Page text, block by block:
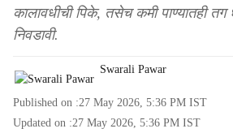
कालावधीची पिके, तसेच कमी पाण्यातही तग
निवडावी.
Swarali Pawar
Published on :27 May 2026, 5:36 PM IST
Updated on :27 May 2026, 5:36 PM IST